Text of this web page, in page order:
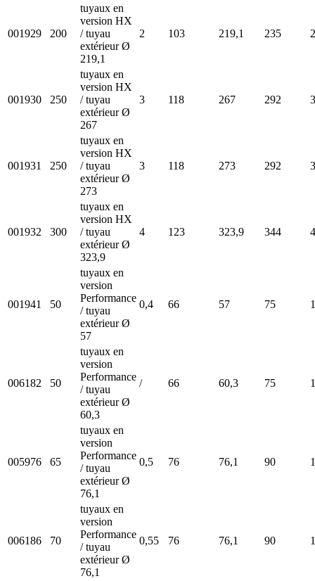
001929 200
tuyaux en
version HX
/ tuyau
extérieur Ø
219,1
2 103 219,1 235
001930 250
tuyaux en
version HX
/ tuyau
extérieur Ø
267
3 118 267 292
001931 250
tuyaux en
version HX
/ tuyau
extérieur Ø
273
3 118 273 292
001932 300
tuyaux en
version HX
/ tuyau
extérieur Ø
323,9
4 123 323,9 344
001941 50
tuyaux en
version
Performance
/ tuyau
extérieur Ø
57
0,4 66 57 75
006182 50
tuyaux en
version
Performance
/ tuyau
extérieur Ø
60,3
/ 66 60,3 75
005976 65
tuyaux en
version
Performance
/ tuyau
extérieur Ø
76,1
0,5 76 76,1 90
006186 70
tuyaux en
version
Performance
/ tuyau
extérieur Ø
76,1
0,55 76 76,1 90